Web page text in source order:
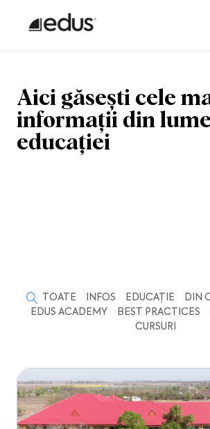
Aici găsești cele
informații din
educației
TOATE INFOS EDUCAȚIE
DIN
EDUS ACADEMY
BEST PRACTICES
CURSURI